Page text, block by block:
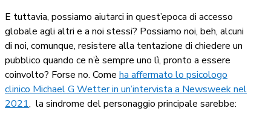
E tuttavia, possiamo aiutarci in quest’epoca di accesso
globale agli altri e a noi stessi? Possiamo noi, beh, alcuni
di noi, comunque, resistere alla tentazione di chiedere un
pubblico quando ce n’è sempre uno lì, pronto a essere
coinvolto? Forse no. Come ha affermato lo psicologo
clinico Michael G Wetter in un’intervista a Newsweek nel
2021, la sindrome del personaggio principale sarebbe: